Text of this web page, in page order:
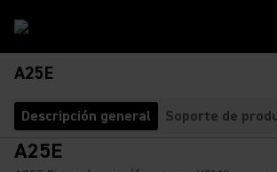
A25E
Descripción general Soporte de
A25E